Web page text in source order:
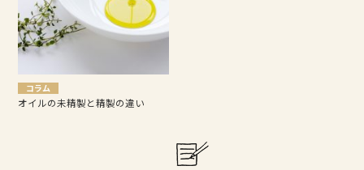
コラム
オイルの未精製と精製の違い